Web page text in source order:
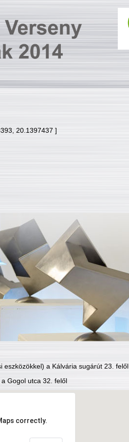
20.1397437 ]
a Kálvária sugárút 23. felől
Gogol utca 32. felől
correctly.